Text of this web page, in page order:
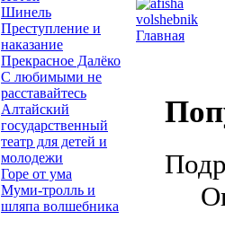
Шинель
Преступление и
наказание
Прекрасное Далёко
С любимыми не
расставайтесь
Алтайский
государственный
театр для детей и
молодежи
Горе от ума
Муми-тролль и
шляпа волшебника
Главная